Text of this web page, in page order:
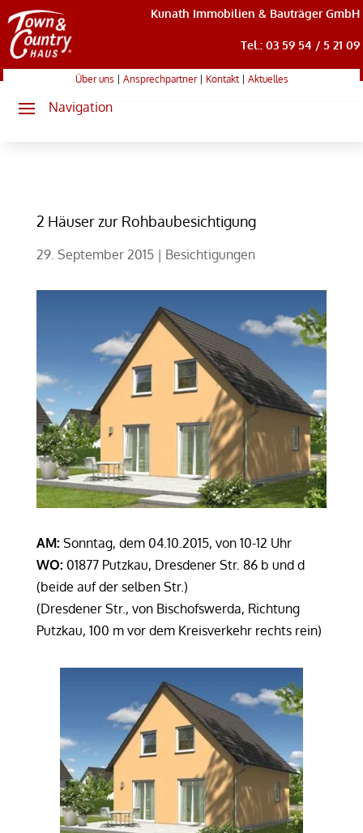
Kunath Immobilien & Bauträger GmbH
Tel.: 03 59 54 / 5 21 09
Über uns Ansprechpartner| Kontakt| Aktuelles
2 Häuser zur Rohbaubesichtigung
29. September 2015| Besichtigungen
AM: Sonntag, dem 04.10.2015, von 10-12 Uhr
WO: 01877 Putzkau, Dresdener Str. 86 b und d
(beide auf der selben Str.)
(Dresdener Str., von Bischofswerda, Richtung
Putzkau, 100 m vor dem Kreisverkehr rechts rein)